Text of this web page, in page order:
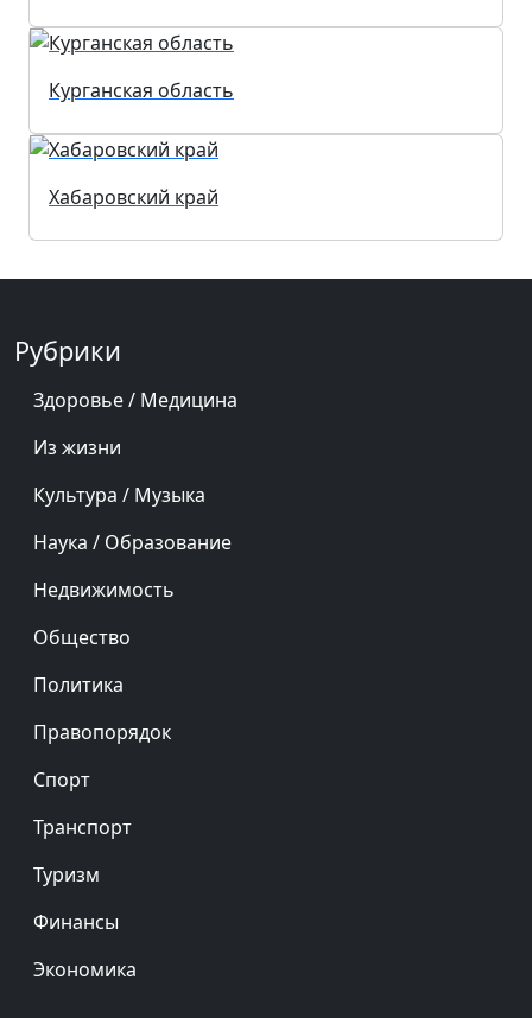
Курганская область
Хабаровский край
Рубрики
Здоровье / Медицина
Из жизни
Культура / Музыка
Наука / Образование
Недвижимость
Общество
Политика
Правопорядок
Спорт
Транспорт
Туризм
Финансы
Экономика